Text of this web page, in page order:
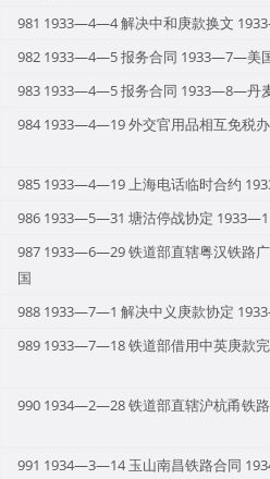
981 1933—4—4 解决中和庚款换文
982 1933—4—5 报务合同 1933—7—美
983 1933—4—5 报务合同 1933—8—丹
984 1933—4—19 外交官用品相互免税
985 1933—4—19 上海电话临时合约
986 1933—5—31 塘沽停战协定
987 1933—6—29 铁道部直辖粤汉铁路
国
988 1933—7—1 解决中义庚款协定
989 1933—7—18 铁道部借用中英庚款
990 1934—2—28 铁道部直辖沪杭甬铁
991 1934—3—14 玉山南昌铁路合同